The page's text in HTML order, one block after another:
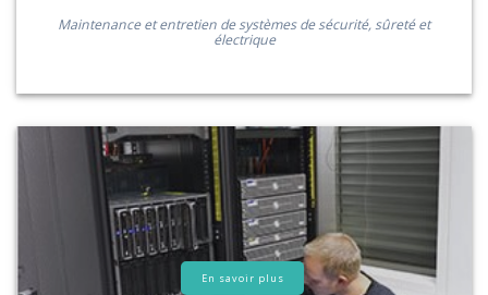
Maintenance et entretien de systèmes de sécurité, sûreté et
électrique
En savoir plus